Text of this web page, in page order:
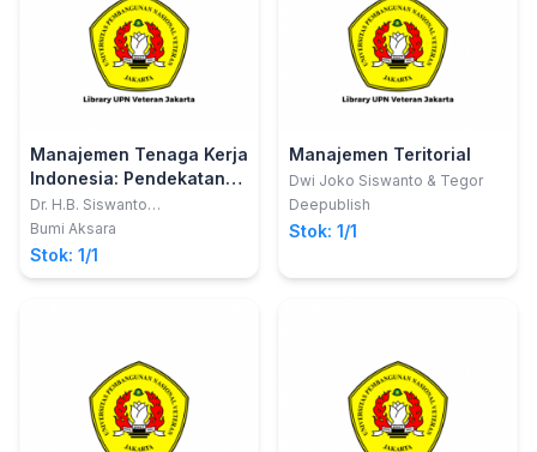
Manajemen Tenaga Kerja
Indonesia: Pendekatan
Administratif dan
Operasional
Dr. H.B. Siswanto
Sastrohadiwiryo dan Dra. Hj.
Bumi Aksara
Stok: 1/1
Manajemen Teritorial
Dwi Joko Siswanto & Tegor
Deepublish
Stok: 1/1